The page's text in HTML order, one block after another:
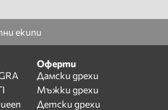
екипи
Оферти
Дамски дрехи
Мъжки дрехи
Детски дрехи